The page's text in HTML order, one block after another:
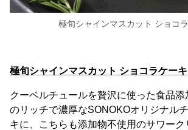
極旬シャインマスカット ショコ
極旬シャインマスカット ショコラケーキ
クーベルチュールを贅沢に使った食品添
のリッチで濃厚なSONOKOオリジナル
キに、こちらも添加物不使用のサワーク